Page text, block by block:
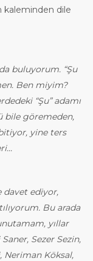
kaleminden dile
buluyorum. “Şu
Ben miyim?
“Şu” adamı
bile göremeden,
yine ters
davet ediyor,
Bu arada
yıllar
Sezer Sezin,
Neriman Köksal,